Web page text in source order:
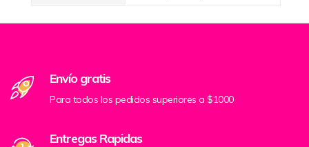
Envío gratis
Para todos los pedidos superiores a $1000
Entregas Rapidas